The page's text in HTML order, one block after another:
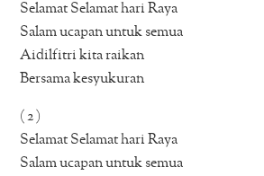
Selamat Selamat hari Raya
Salam ucapan untuk semua
Aidilfitri kita raikan
Bersama kesyukuran
( 2 )
Selamat Selamat hari Raya
Salam ucapan untuk semua